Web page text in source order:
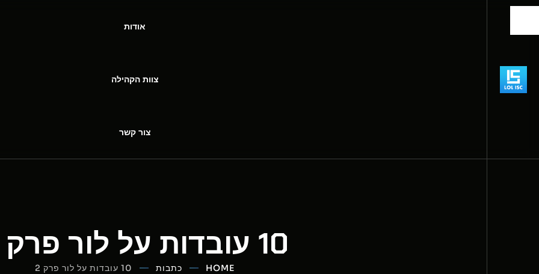
אודות
צוות הקהילה
צור קשר
10 עובדות על לור פרק 2
HOME כתבות 10 עובדות על לור פרק 2